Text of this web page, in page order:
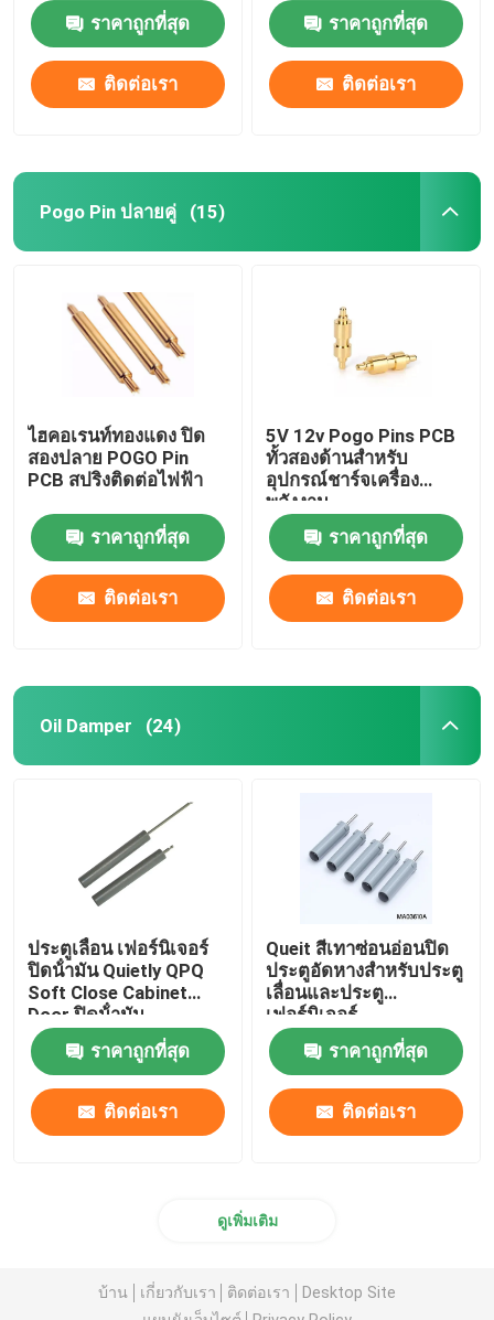
ราคาถูกที่สุด
ติดต่อเรา
ราคาถูกที่สุด
ติดต่อเรา
Pogo Pin ปลายคู่ (15)
ไฮคอเรนท์ทองแดง ปิด
สองปลาย POGO Pin
PCB สปริงติดต่อไฟฟ้า
ราคาถูกที่สุด
ติดต่อเรา
5V 12v Pogo Pins PCB
ทั้วสองด้านสําหรับ
อุปกรณ์ชาร์จเครื่อง
พลังงาน
ราคาถูกที่สุด
ติดต่อเรา
Oil Damper (24)
ประตูเลื่อน เฟอร์นิเจอร์
ปิดน้ํามัน Quietly QPQ
Soft Close Cabinet
Door ปิดน้ํามัน
ราคาถูกที่สุด
ติดต่อเรา
Queit สีเทาซ่อนอ่อนปิด
ประตูอัดหางสําหรับประตู
เลื่อนและประตู
เฟอร์นิเจอร์
ราคาถูกที่สุด
ติดต่อเรา
ดูเพิ่มเติม
บ้าน เกี่ยวกับเรา ติดต่อเรา
Desktop Site